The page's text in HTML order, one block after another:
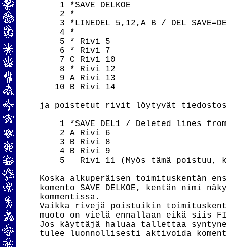
    1 *SAVE DELKOE
    2 *
3 *LINEDEL 5,12,A B /
    4 *
    5 * Rivi 5
    6 * Rivi 7
    7 C Rivi 10
    8 * Rivi 12
    9 A Rivi 13
   10 B Rivi 14
ja poistetut rivit löytyvät tiedostosta
1 *SAVE DEL1 / Deleted lines
    2 A Rivi 6
    3 B Rivi 8
    4 B Rivi 9
5   Rivi 11 (Myös tämä poistuu,
Koska alkuperäisen
komento SAVE DELKOE, kentän nimi
kommentissa.
Vaikka rivejä poistuikin
muoto on vielä ennallaan eikä siis
Jos käyttäjä haluaa tallettaa
tulee luonnollisesti aktivoida komento